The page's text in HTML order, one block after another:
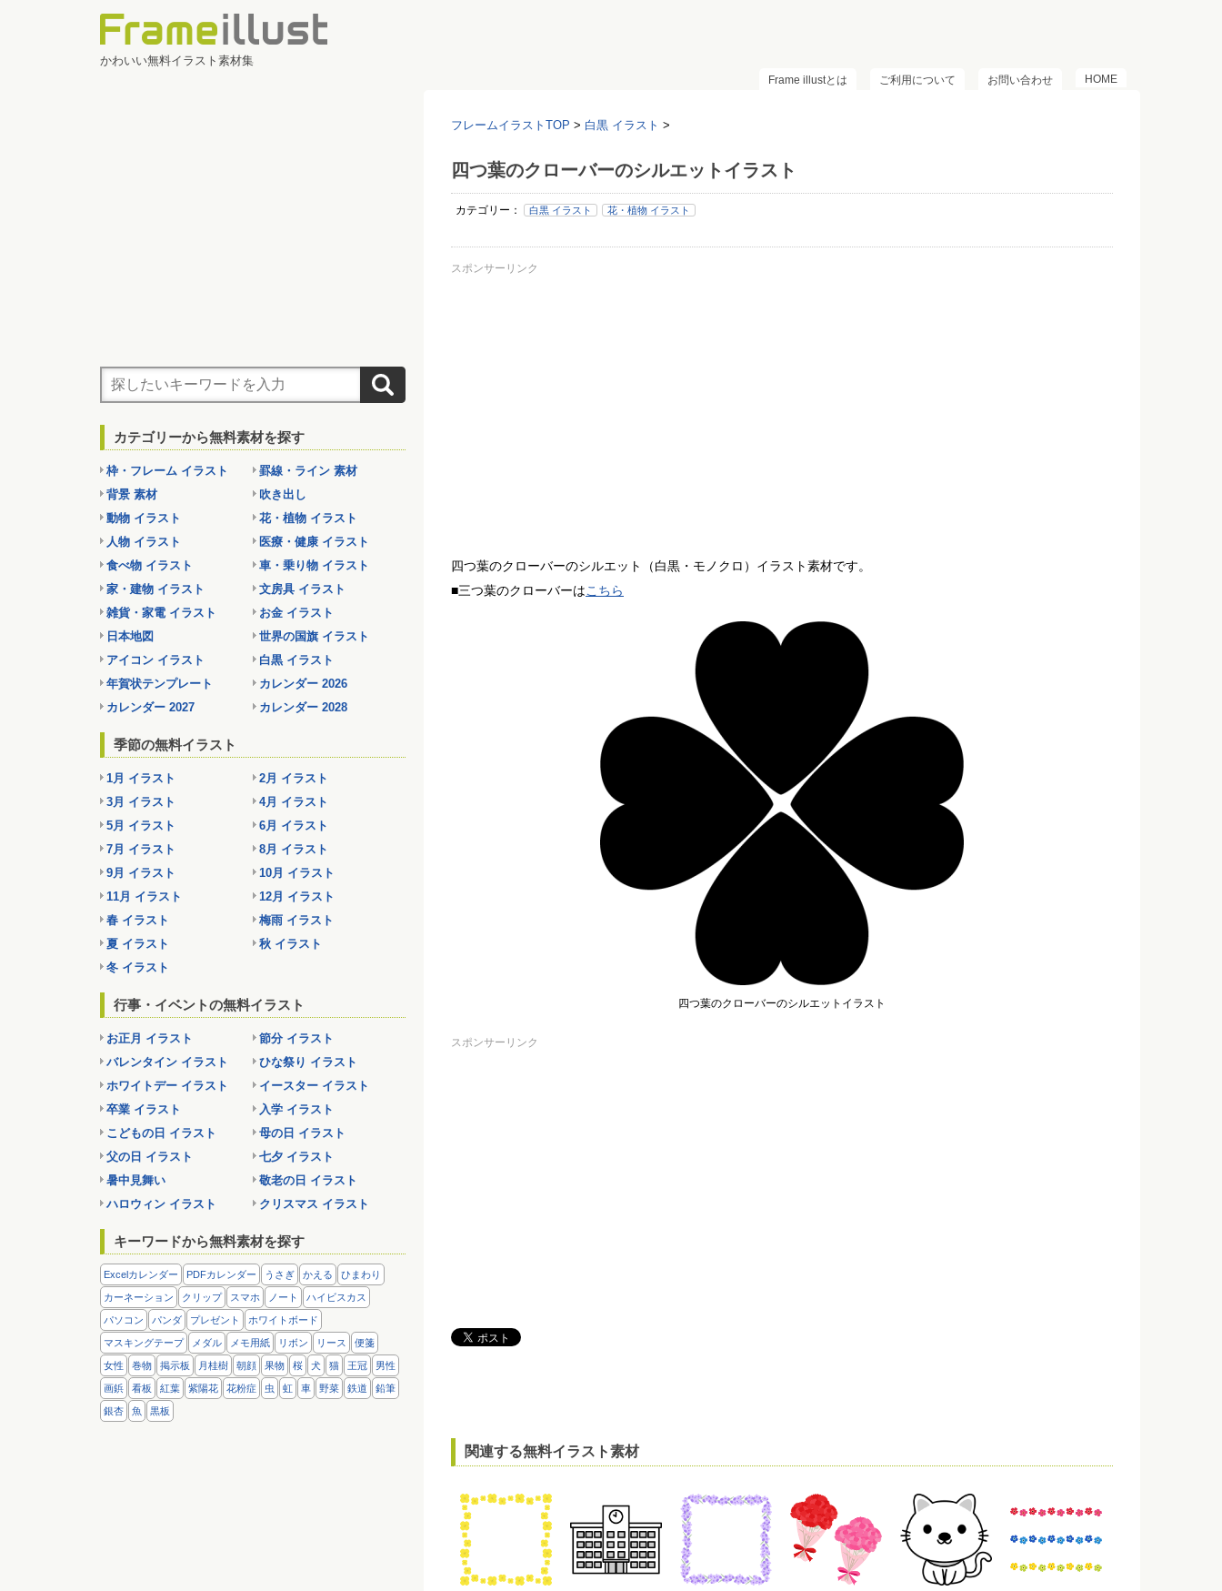
かわいい無料イラスト素材集
HOME
お問い合わせ
ご利用について
Frame illustとは
フレームイラストTOP > 白黒 イラスト >
四つ葉のクローバーのシルエットイラスト
カテゴリー： 白黒 イラスト 花・植物 イラスト
スポンサーリンク
四つ葉のクローバーのシルエット（白黒・モノクロ）イラスト素材です。
■三つ葉のクローバーはこちら
四つ葉のクローバーのシルエットイラスト
スポンサーリンク
関連する無料イラスト素材
カテゴリーから無料素材を探す
枠・フレーム イラスト
罫線・ライン 素材
背景 素材
吹き出し
動物 イラスト
花・植物 イラスト
人物 イラスト
医療・健康 イラスト
食べ物 イラスト
車・乗り物 イラスト
家・建物 イラスト
文房具 イラスト
雑貨・家電 イラスト
お金 イラスト
日本地図
世界の国旗 イラスト
アイコン イラスト
白黒 イラスト
年賀状テンプレート
カレンダー 2026
カレンダー 2027
カレンダー 2028
季節の無料イラスト
1月 イラスト
2月 イラスト
3月 イラスト
4月 イラスト
5月 イラスト
6月 イラスト
7月 イラスト
8月 イラスト
9月 イラスト
10月 イラスト
11月 イラスト
12月 イラスト
春 イラスト
梅雨 イラスト
夏 イラスト
秋 イラスト
冬 イラスト
行事・イベントの無料イラスト
お正月 イラスト
節分 イラスト
バレンタイン イラスト
ひな祭り イラスト
ホワイトデー イラスト
イースター イラスト
卒業 イラスト
入学 イラスト
こどもの日 イラスト
母の日 イラスト
父の日 イラスト
七夕 イラスト
暑中見舞い
敬老の日 イラスト
ハロウィン イラスト
クリスマス イラスト
キーワードから無料素材を探す
Excelカレンダー PDFカレンダー うさぎ かえる ひまわり
カーネーション クリップ スマホ ノート ハイビスカス
パソコン パンダ プレゼント ホワイトボード
マスキングテープ メダル メモ用紙 リボン リース 便箋
女性 巻物 掲示板 月桂樹 朝顔 果物 桜 犬 猫 王冠 男性
画鋲 看板 紅葉 紫陽花 花粉症 虫 虹 車 野菜 鉄道 鉛筆
銀杏 魚 黒板